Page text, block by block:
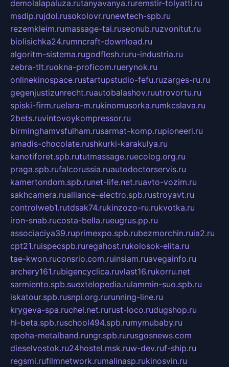
demolalapaluza.rutanyavanya.ruremstir-tolyatti.ru
msdip.rujdol.rusokolovr.runewtech-spb.ru
rezemkleim.rumassage-tai.ruseonub.ruzvonitut.ru
biolisichka24.rumncraft-download.ru
algoritm-sistema.rugodflesh.ruru-industria.ru
zebra-tlt.ruokna-proficom.ruerynok.ru
onlinekinospace.rustartupstudio-fefu.ruzarges-ru.ru
gegenjustizunrecht.ruautobalashov.ruutrovortu.ru
spiski-firm.ruelara-m.rukinomusorka.rumkcslava.ru
2bets.ruvintovoykompressor.ru
birminghamvsfulham.rusarmat-komp.rupioneeri.ru
amadis-chocolate.rushkurki-karakulya.ru
kanotiforet.spb.rututmassage.ruecolog.org.ru
praga.spb.rufalcorussia.ruautodoctorservis.ru
kamertondom.spb.runet-life.net.ruavto-vozim.ru
sakhcamera.rualliance-electro.spb.rustroyavt.ru
controlweb1.rutdsak74.rukinzozo-ru.rukvotka.ru
iron-snab.rucosta-bella.rueugrus.pp.ru
associaciya39.ruprimexpo.spb.rubezmorchin.ruia2.ru
cpt21.ruispecspb.ruregahost.rukolosok-elita.ru
tae-kwon.ruconsrio.com.ruinsiam.ruavegainfo.ru
archery161.rubigencyclica.ruvlast16.rukorru.net
sarmiento.spb.suextelopedia.rulammin-suo.spb.ru
iskatour.spb.rusnpi.org.rurunning-line.ru
krygeva-spa.ruchel.net.rurust-loco.rudugshop.ru
hl-beta.spb.ruschool494.spb.rumymubaby.ru
epoha-metalband.rungr.spb.rurusgosnews.com
dieselvostok.ru24hostel.msk.ruw-dev.ruf-ship.ru
regsmi.rufilmnetwork.rumalinasp.rukinosvin.ru